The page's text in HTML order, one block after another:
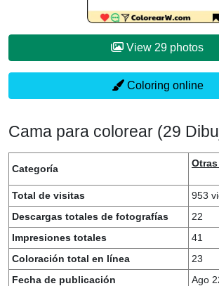
View 29 photos
Coloring online
Cama para colorear (29
Categoría
Total de visitas
953
Descargas totales de fotografías
22
Impresiones totales
41
Coloración total en línea
23
Fecha de publicación
Ago